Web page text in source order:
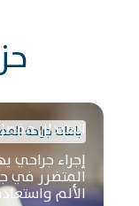
استبدال
إجراء جراحي
المتضرر في
الألم
باقات جراحة